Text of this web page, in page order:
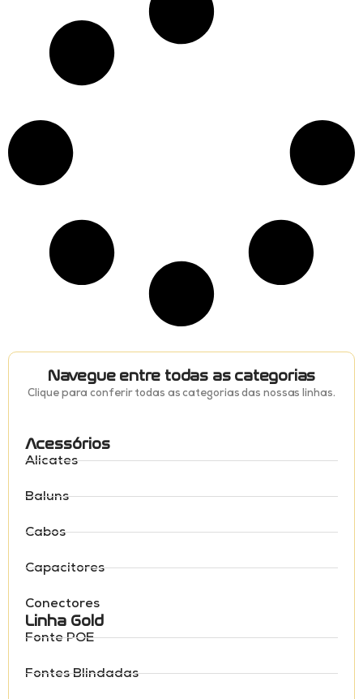
Navegue entre todas as categorias
Clique para conferir todas as categorias das nossas linhas.
Acessórios
Alicates
Baluns
Cabos
Capacitores
Conectores
Linha Gold
Fonte POE
Fontes Blindadas